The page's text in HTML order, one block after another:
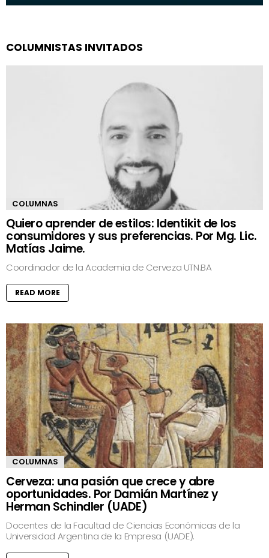
COLUMNISTAS INVITADOS
COLUMNAS
Quiero aprender de estilos: Identikit de los
consumidores y sus preferencias. Por Mg. Lic.
Matías Jaime.
Coordinador de la Academia de Cerveza UTN.BA
READ MORE
COLUMNAS
Cerveza: una pasión que crece y abre
oportunidades. Por Damián Martínez y
Herman Schindler (UADE)
Docentes de la Facultad de Ciencias Económicas de la
Universidad Argentina de la Empresa (UADE).